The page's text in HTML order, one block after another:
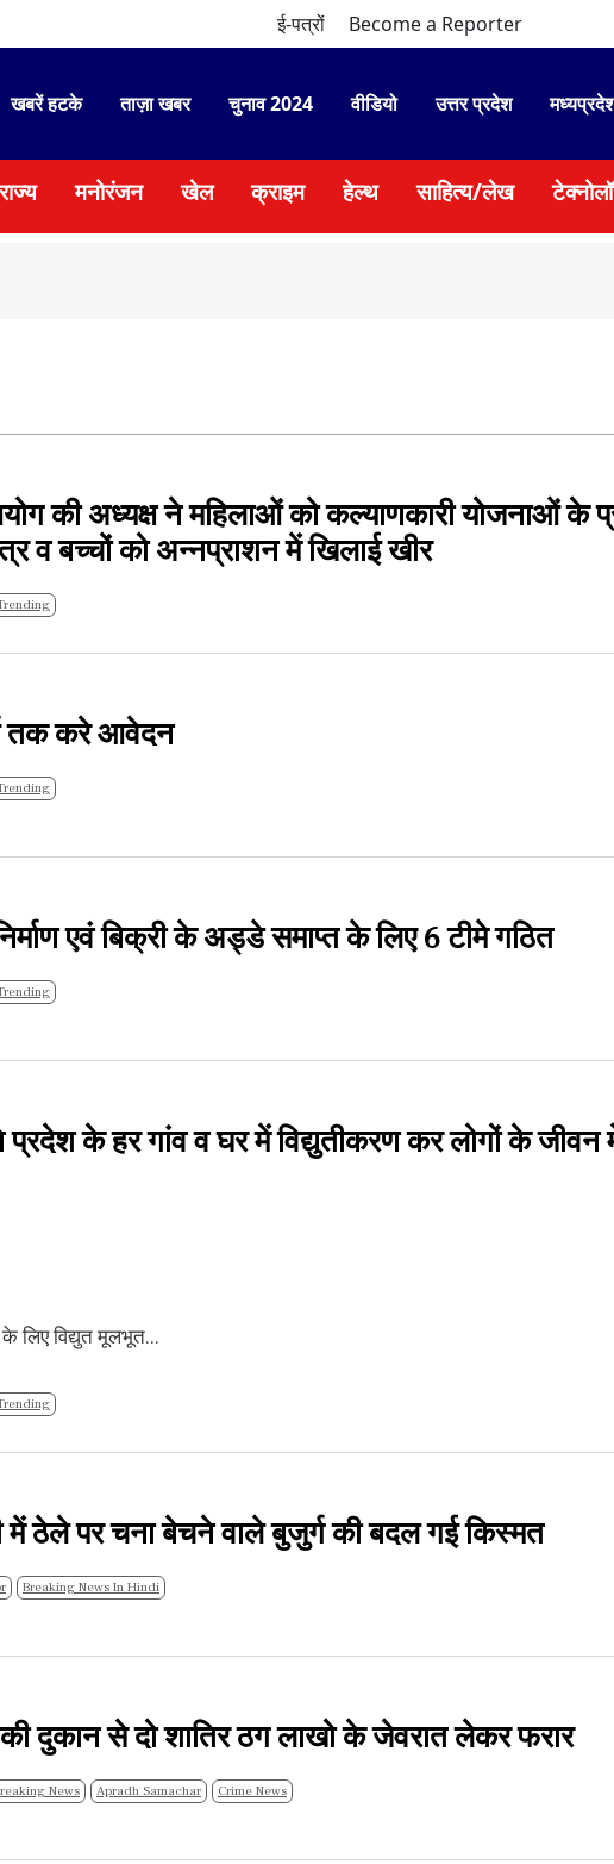
ई-पत्रों Become a Reporter
खबरें हटके ताज़ा खबर चुनाव 2024 वीडियो उत्तर प्रदेश
राज्य मनोरंजन खेल क्राइम हेल्थ साहित्य/लेख
की अध्यक्ष ने महिलाओं को कल्याणकारी योजनाओं के
व बच्चों को अन्नप्राशन में खिलाई खीर
तक करे आवेदन
एवं बिक्री के अड्डे समाप्त के लिए 6 टीमे गठित
के हर गांव व घर में विद्युतीकरण कर लोगों के जीवन
लिए विद्युत मूलभूत...
में ठेले पर चना बेचने वाले बुजुर्ग की बदल गई किस्मत
Breaking News In Hindi
की दुकान से दो शातिर ठग लाखो के जेवरात लेकर फरार
News Apradh Samachar Crime News